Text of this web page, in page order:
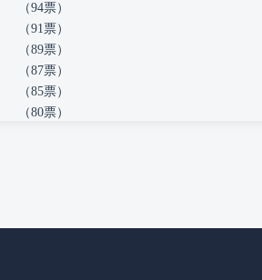
（94票）
（91票）
（89票）
（87票）
（85票）
（80票）